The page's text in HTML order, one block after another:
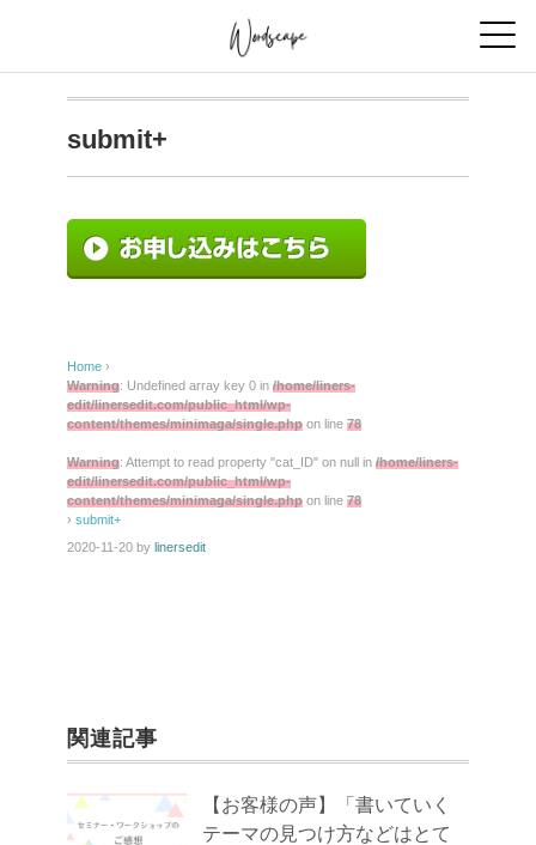
submit+
Home ›
Warning: Undefined array key 0 in /home/liners-
edit/linersedit.com/public_html/wp-
content/themes/minimaga/single.php on line 78
Warning: Attempt to read property "cat_ID" on null in /home/liners-
edit/linersedit.com/public_html/wp-
content/themes/minimaga/single.php on line 78
› submit+
2020-11-20 by linersedit
関連記事
【お客様の声】「書いていく
テーマの見つけ方などはとて